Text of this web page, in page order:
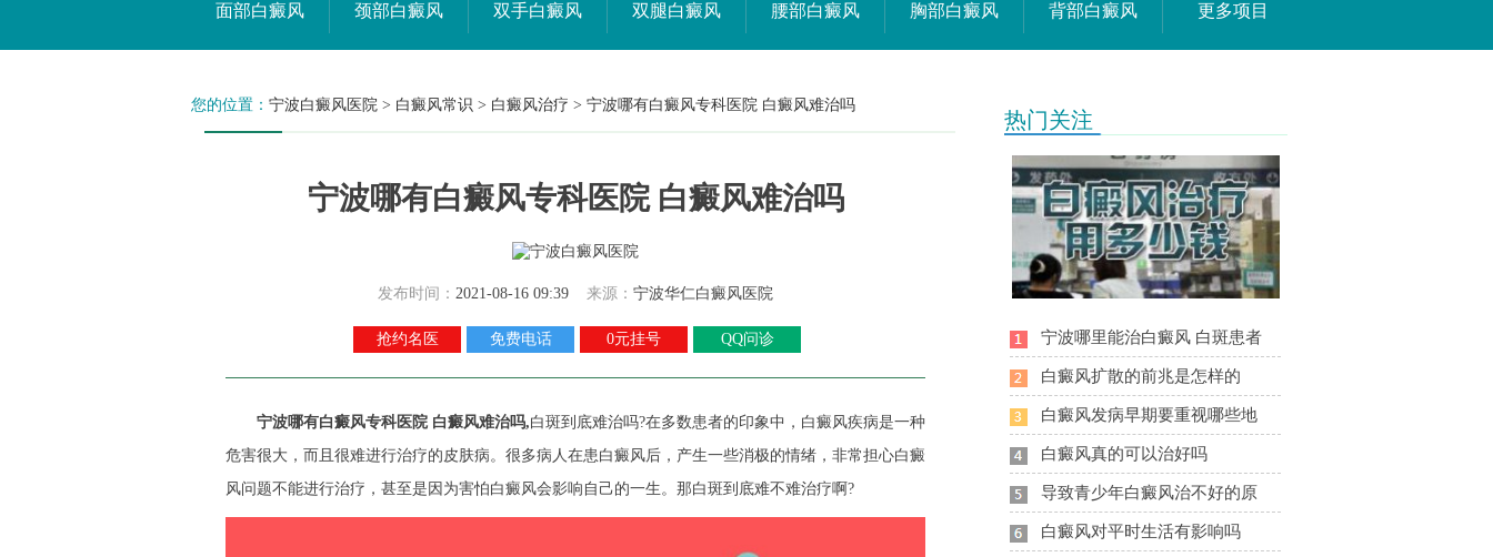
面部白癜风 颈部白癜风 双手白癜风 双腿白癜风 腰部白癜风 胸部白癜风 背部白癜风 更多项目
您的位置： 宁波白癜风医院 > 白癜风常识 > 白癜风治疗 > 宁波哪有白癜风专科医院 白癜风难治吗
宁波哪有白癜风专科医院 白癜风难治吗
发布时间： 2021-08-16 09:39 来源： 宁波华仁白癜风医院
抢约名医 免费电话 0元挂号 QQ问诊
宁波哪有白癜风专科医院 白癜风难治吗,白斑到底难治吗?在多数患者的印象中，白癜风疾病是一种
危害很大，而且很难进行治疗的皮肤病。很多病人在患白癜风后，产生一些消极的情绪，非常担心白癜
风问题不能进行治疗，甚至是因为害怕白癜风会影响自己的一生。那白斑到底难不难治疗啊?
热门关注
宁波哪里能治白癜风 白斑患者
白癜风扩散的前兆是怎样的
白癜风发病早期要重视哪些地
白癜风真的可以治好吗
导致青少年白癜风治不好的原
白癜风对平时生活有影响吗